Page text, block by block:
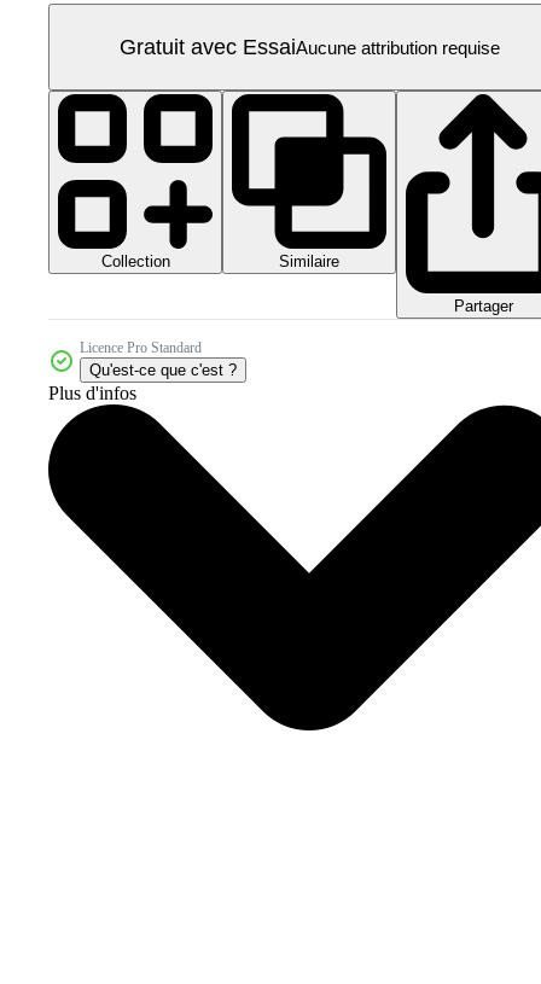
Gratuit avec EssaiAucune attribution requise
Collection Similaire
Partager
Licence Pro Standard
Qu'est-ce que c'est ?
Plus d'infos